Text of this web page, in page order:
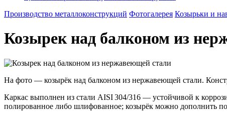
Производство металлоконструкций Фотогалерея Козырьки и
Козырек над балконом из
На фото — козырёк над балконом из нержавеющей стали.
Каркас выполнен из стали AISI 304/316 — устойчивой к
полированное либо шлифованное; козырёк можно дополнить